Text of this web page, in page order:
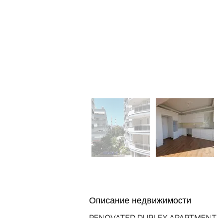
Описание недвижимости